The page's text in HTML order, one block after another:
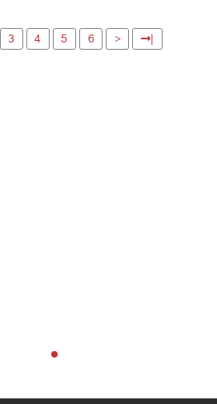
3 4 5 6 > |